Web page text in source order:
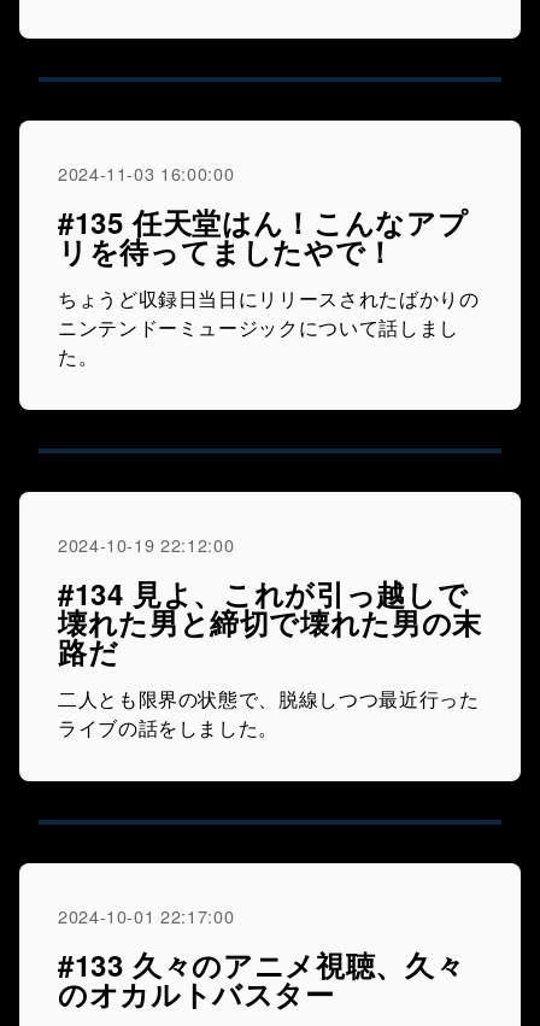
2024-11-03 16:00:00
#135 任天堂はん！こんなアプ
リを待ってましたやで！
ちょうど収録日当日にリリースされたばかりの
ニンテンドーミュージックについて話しまし
た。
2024-10-19 22:12:00
#134 見よ、これが引っ越しで
壊れた男と締切で壊れた男の末
路だ
二人とも限界の状態で、脱線しつつ最近行った
ライブの話をしました。
2024-10-01 22:17:00
#133 久々のアニメ視聴、久々
のオカルトバスター